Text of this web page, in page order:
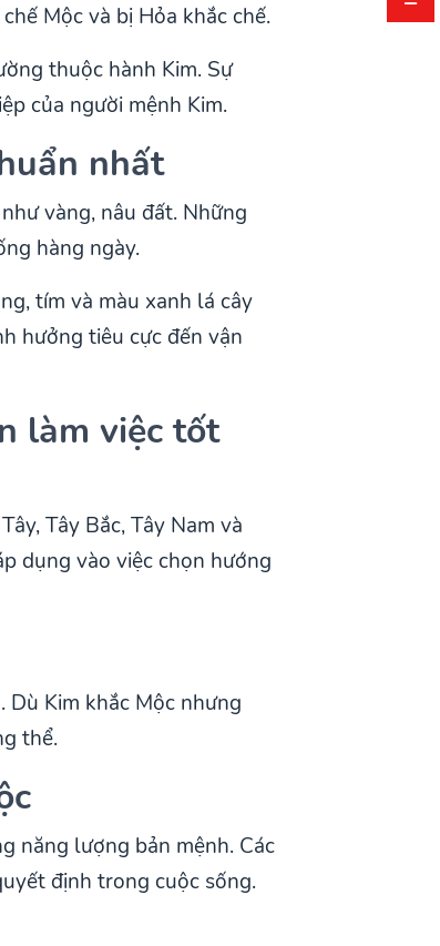
Mộc và bị Hỏa khắc chế.
thuộc hành Kim. Sự
của người mệnh Kim.
nhất
vàng, nâu đất. Những
hàng ngày.
tím và màu xanh lá cây
hưởng tiêu cực đến vận
làm việc tốt
Tây Bắc, Tây Nam và
dụng vào việc chọn hướng
Kim khắc Mộc nhưng
thể.
năng lượng bản mệnh. Các
định trong cuộc sống.